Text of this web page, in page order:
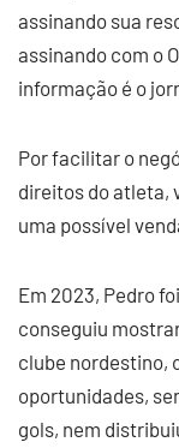
assinando sua
assinando com o
informação é o
Por facilitar o
direitos do atleta,
uma possível
Em 2023, Pedro
conseguiu
clube nordestino,
oportunidades,
gols, nem